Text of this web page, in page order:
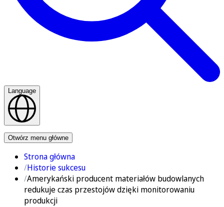
Language
Otwórz menu główne
Strona główna
Historie sukcesu
Amerykański producent materiałów budowlanych
redukuje czas przestojów dzięki monitorowaniu
produkcji